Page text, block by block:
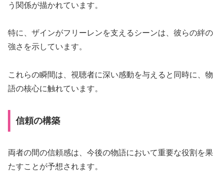
う関係が描かれています。
特に、ザインがフリーレンを支えるシーンは、彼らの絆の
強さを示しています。
これらの瞬間は、視聴者に深い感動を与えると同時に、物
語の核心に触れています。
信頼の構築
両者の間の信頼感は、今後の物語において重要な役割を果
たすことが予想されます。